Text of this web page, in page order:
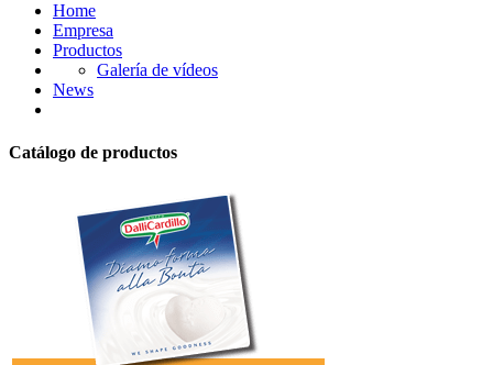
Home
Empresa
Productos
Galería de vídeos
News
Catálogo de productos